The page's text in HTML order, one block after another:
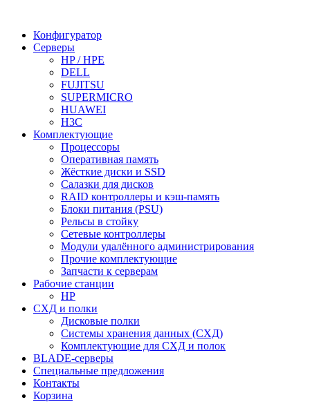
Конфигуратор
Серверы
HP / HPE
DELL
FUJITSU
SUPERMICRO
HUAWEI
H3C
Комплектующие
Процессоры
Оперативная память
Жёсткие диски и SSD
Салазки для дисков
RAID контроллеры и кэш-память
Блоки питания (PSU)
Рельсы в стойку
Сетевые контроллеры
Модули удалённого администрирования
Прочие комплектующие
Запчасти к серверам
Рабочие станции
HP
СХД и полки
Дисковые полки
Системы хранения данных (СХД)
Комплектующие для СХД и полок
BLADE-серверы
Специальные предложения
Контакты
Корзина